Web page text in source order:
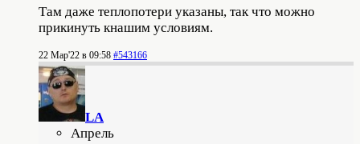
Там даже теплопотери указаны, так что можно
прикинуть кнашим условиям.
22 Мар'22 в 09:58 #543166
LA
Апрель